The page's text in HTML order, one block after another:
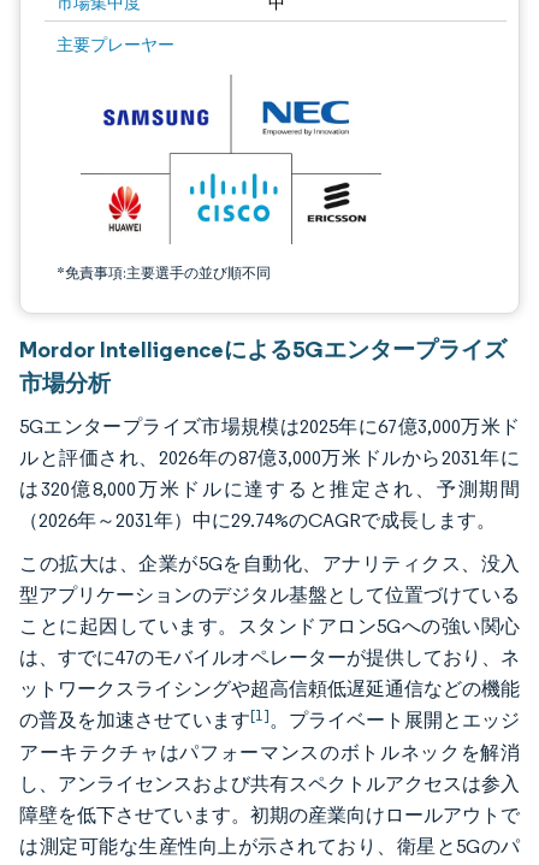
主要プレーヤー
*免責事項:主要選手の並び順不同
画像 © Mordor Intelligence。再利用にはCC BY 4.0の表示が必要です。
Mordor Intelligenceによる5Gエンタープライズ
市場分析
5Gエンタープライズ市場規模は2025年に67億3,000万米ド
ルと評価され、2026年の87億3,000万米ドルから2031年に
は320億8,000万米ドルに達すると推定され、予測期間
（2026年～2031年）中に29.74%のCAGRで成長します。
この拡大は、企業が5Gを自動化、アナリティクス、没入
型アプリケーションのデジタル基盤として位置づけている
ことに起因しています。スタンドアロン5Gへの強い関心
は、すでに47のモバイルオペレーターが提供しており、ネ
ットワークスライシングや超高信頼低遅延通信などの機能
の普及を加速させています[1]。プライベート展開とエッジ
アーキテクチャはパフォーマンスのボトルネックを解消
し、アンライセンスおよび共有スペクトルアクセスは参入
障壁を低下させています。初期の産業向けロールアウトで
は測定可能な生産性向上が示されており、衛星と5Gのパ